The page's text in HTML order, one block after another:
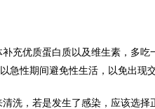
充优质蛋白质以及维生素，多吃
急性期间避免性生活，以免出现交
洗，若是发生了感染，应该选择